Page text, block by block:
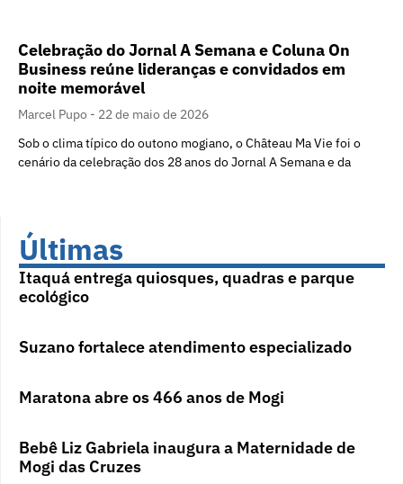
Celebração do Jornal A Semana e Coluna On
Business reúne lideranças e convidados em
noite memorável
Marcel Pupo
22 de maio de 2026
Sob o clima típico do outono mogiano, o Château Ma Vie foi o
cenário da celebração dos 28 anos do Jornal A Semana e da
Últimas
Itaquá entrega quiosques, quadras e parque
ecológico
Suzano fortalece atendimento especializado
Maratona abre os 466 anos de Mogi
Bebê Liz Gabriela inaugura a Maternidade de
Mogi das Cruzes